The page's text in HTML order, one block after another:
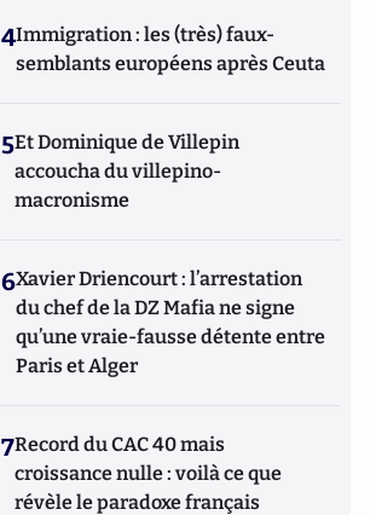
4Immigration : les (très) faux-
semblants européens après Ceuta
5Et Dominique de Villepin
accoucha du villepino-
macronisme
6Xavier Driencourt : l’arrestation
du chef de la DZ Mafia ne signe
qu’une vraie-fausse détente entre
Paris et Alger
7Record du CAC 40 mais
croissance nulle : voilà ce que
révèle le paradoxe français